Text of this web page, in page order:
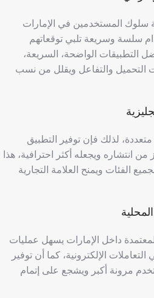
سلوك المستخدمين في الإمارات
سلسة وسريعة تلبي توقعاتهم
التطبيقات الواضحة، السريعة،
التحميل والتفاعل ويقلل من نسب
لذلك فإن توفير التطبيق
من انتشاره ويجعله أكثر احترافية، هذا
الفئات ويمنح العلامة التجارية
داخل الإمارات يسهل عمليات
الإلكترونية، كما أن توفير
مرونة أكبر ويشجع على إتمام